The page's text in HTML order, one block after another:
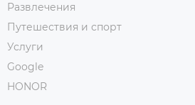
Развлечения
Путешествия и спорт
Услуги
Google
HONOR